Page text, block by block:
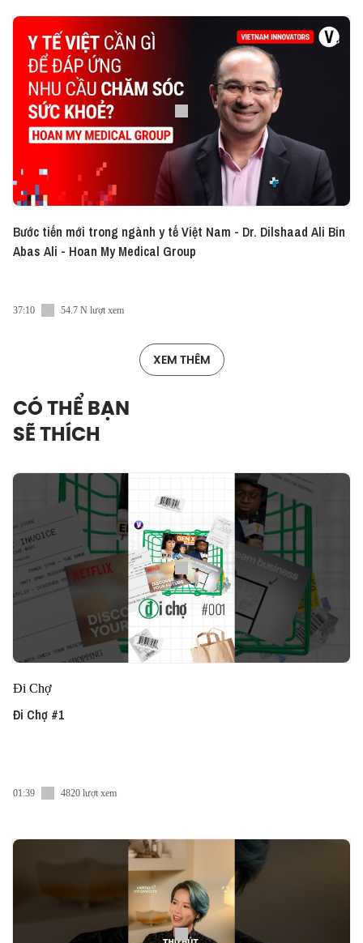
Bước tiến mới trong ngành y tế Việt Nam - Dr. Dilshaad Ali Bin
Abas Ali - Hoan My Medical Group
37:10 54.7 N lượt xem
XEM THÊM
CÓ THỂ BẠN
SẼ THÍCH
Đi Chợ
Đi Chợ #1
01:39 4820 lượt xem